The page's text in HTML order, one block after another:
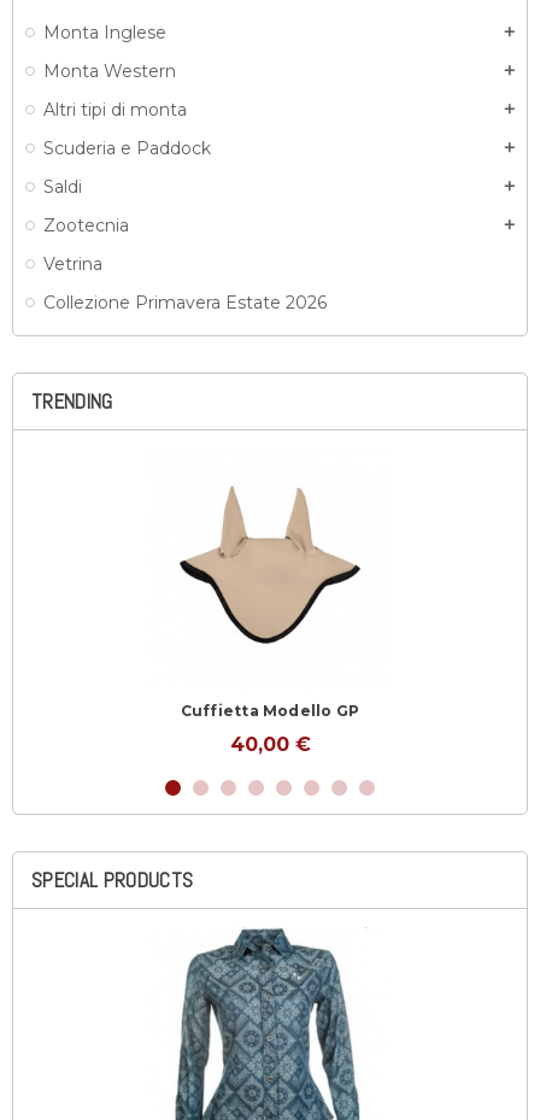
Monta Inglese add
Monta Western add
Altri tipi di monta add
Scuderia e Paddock add
Saldi add
Zootecnia add
Vetrina
Collezione Primavera Estate 2026
TRENDING
Cuffietta Modello GP
40,00 €
SPECIAL PRODUCTS